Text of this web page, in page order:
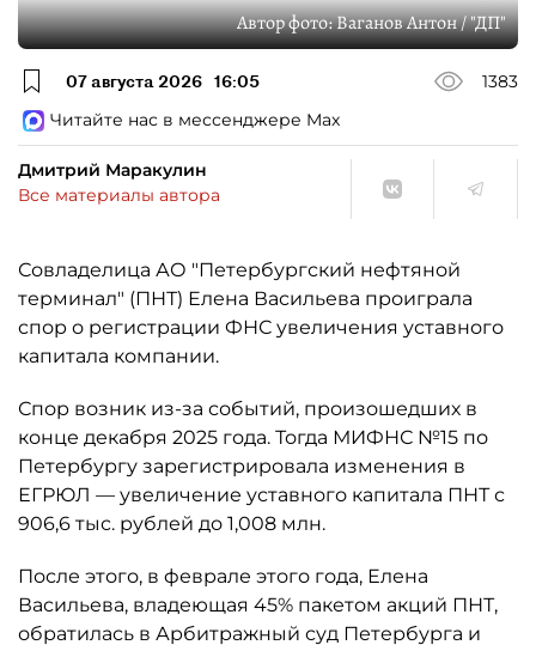
Автор фото:Ваганов Антон / "ДП"
07 августа 2026 16:05
1383
Читайте нас в мессенджере Max
Дмитрий Маракулин
Все материалы автора
Совладелица АО "Петербургский нефтяной
терминал" (ПНТ) Елена Васильева проиграла
спор о регистрации ФНС увеличения уставного
капитала компании.
Спор возник из-за событий, произошедших в
конце декабря 2025 года. Тогда МИФНС №15 по
Петербургу зарегистрировала изменения в
ЕГРЮЛ — увеличение уставного капитала ПНТ с
906,6 тыс. рублей до 1,008 млн.
После этого, в феврале этого года, Елена
Васильева, владеющая 45% пакетом акций ПНТ,
обратилась в Арбитражный суд Петербурга и